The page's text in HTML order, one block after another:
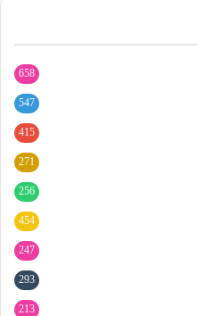
658
547
415
271
256
454
247
293
213